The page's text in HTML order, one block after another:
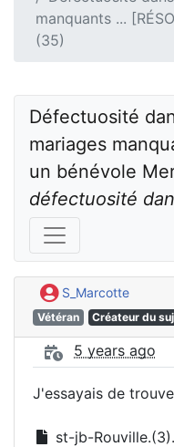
manquants ...
(35)
Défectuosité
mariages
défectuosité
S_Marcotte
Vétéran Créateur du
5 years ago
J'essayais de
st-jb-